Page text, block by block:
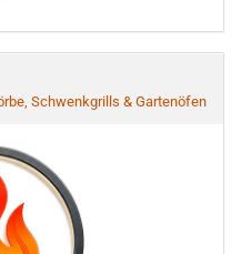
Schwenkgrills & Gartenöfen